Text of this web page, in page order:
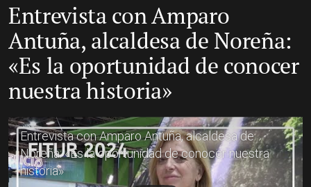
Entrevista con Amparo
Antuña, alcaldesa de Noreña:
«Es la oportunidad de conocer
nuestra historia»
Entrevista con Amparo Antuña, alcaldesa de
Noreña: «Es la oportunidad de conocer nuestra
historia»